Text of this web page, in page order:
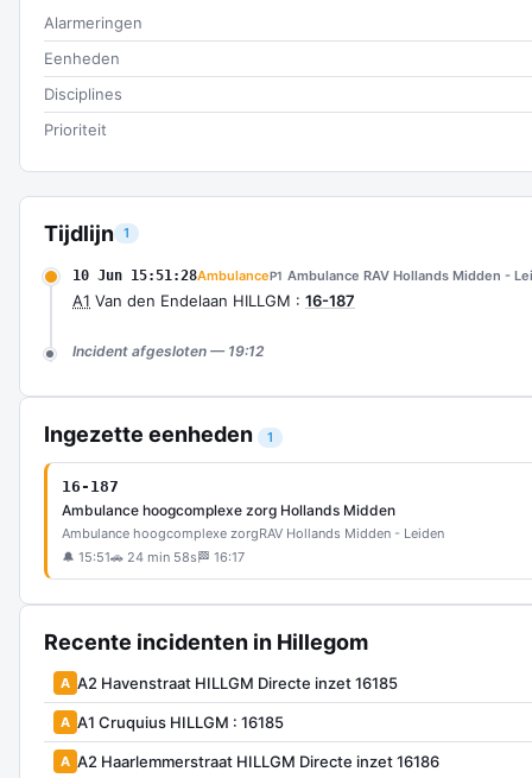
Tijdlijn 1
10 Jun 15:51:28AmbulanceP1 Ambulance RAV Hollands Midden -
A1 Van den Endelaan HILLGM : 16-187
Incident afgesloten — 19:12
Ingezette eenheden 1
16-187
Ambulance hoogcomplexe zorg Hollands Midden
Ambulance hoogcomplexe zorgRAV Hollands Midden - Leiden
🔔 15:51🚗 24 min 58s 🏁 16:17
Recente incidenten in Hillegom
A A2 Havenstraat HILLGM Directe inzet 16185
A A1 Cruquius HILLGM : 16185
A A2 Haarlemmerstraat HILLGM Directe inzet 16186
Alarmeringen
Eenheden
Disciplines
Prioriteit